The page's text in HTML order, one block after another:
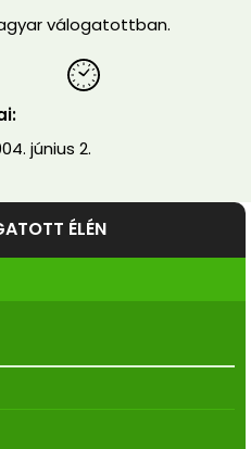
válogatottban.
június 2.
ÉLÉN